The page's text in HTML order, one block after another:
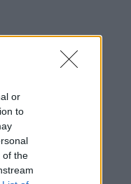
or
to
of the